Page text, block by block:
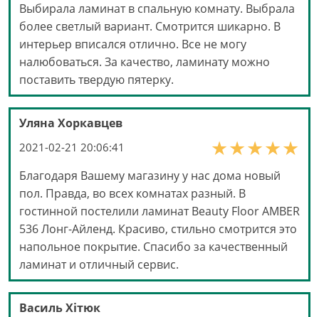
Выбирала ламинат в спальную комнату. Выбрала
более светлый вариант. Смотрится шикарно. В
интерьер вписался отлично. Все не могу
налюбоваться. За качество, ламинату можно
поставить твердую пятерку.
Уляна Хоркавцев
2021-02-21 20:06:41
Благодаря Вашему магазину у нас дома новый
пол. Правда, во всех комнатах разный. В
гостинной постелили ламинат Beauty Floor AMBER
536 Лонг-Айленд. Красиво, стильно смотрится это
напольное покрытие. Спасибо за качественный
ламинат и отличный сервис.
Василь Хітюк